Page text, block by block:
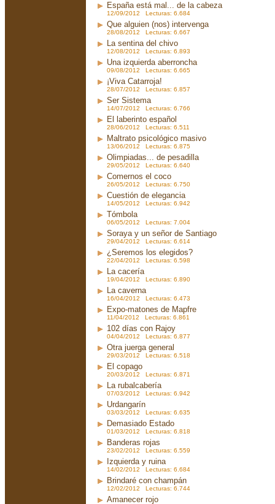
España está mal... de la cabeza
12/09/2012 Lecturas: 6.684
Que alguien (nos) intervenga
28/08/2012 Lecturas: 6.667
La sentina del chivo
12/08/2012 Lecturas: 6.893
Una izquierda aberroncha
09/08/2012 Lecturas: 6.665
¡Viva Catarroja!
28/07/2012 Lecturas: 6.857
Ser Sistema
14/07/2012 Lecturas: 6.766
El laberinto español
28/06/2012 Lecturas: 6.511
Maltrato psicológico masivo
13/06/2012 Lecturas: 6.875
Olimpiadas... de pesadilla
29/05/2012 Lecturas: 6.640
Comernos el coco
26/05/2012 Lecturas: 6.750
Cuestión de elegancia
14/05/2012 Lecturas: 6.942
Tómbola
06/05/2012 Lecturas: 7.004
Soraya y un señor de Santiago
29/04/2012 Lecturas: 6.614
¿Seremos los elegidos?
22/04/2012 Lecturas: 6.598
La cacería
19/04/2012 Lecturas: 6.890
La caverna
16/04/2012 Lecturas: 6.473
Expo-matones de Mapfre
11/04/2012 Lecturas: 6.861
102 días con Rajoy
04/04/2012 Lecturas: 6.877
Otra juerga general
29/03/2012 Lecturas: 6.518
El copago
20/03/2012 Lecturas: 6.871
La rubalcabería
07/03/2012 Lecturas: 6.942
Urdangarín
03/03/2012 Lecturas: 6.635
Demasiado Estado
01/03/2012 Lecturas: 6.818
Banderas rojas
23/02/2012 Lecturas: 6.559
Izquierda y ruina
14/02/2012 Lecturas: 6.684
Brindaré con champán
12/02/2012 Lecturas: 6.744
Amanecer rojo